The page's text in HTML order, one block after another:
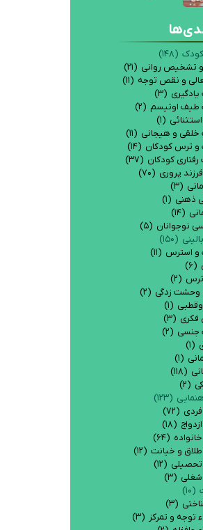
کودک (۱۴۸)
و تشخیص روانی (۲۱)
و نقص توجه (۱۱)
یادگیری (۳)
طیف اوتیسم (۲)
(۱)
خلقی و هیجانی (۱۱)
و ترس کودکان (۱۴)
کودکان (۳۷)
پروری (۷۰)
(۳)
ذهنی (۱)
(۱۴)
نوجوانان (۵)
(۱۵۰)
و استرس (۱۱)
(۶)
ترس (۲)
وحشت زدگی (۲)
(۱)
(۳)
جنسی (۲)
(۱)
(۱)
(۱۱۸)
(۲)
(۱۲۳)
(۷۲)
(۱۸)
(۶۴)
و خیانت (۱۲)
تحصیلی (۱۲)
شغلی (۳)
(۱۰)
(۳)
توجه و تمرکز (۳)